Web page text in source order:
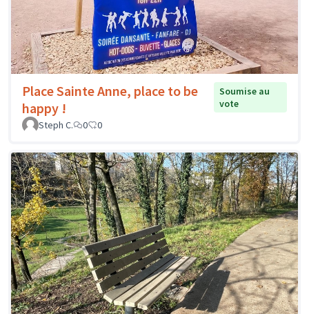
Place Sainte Anne, place to be
happy !
Soumise au
vote
Steph C.
0 0